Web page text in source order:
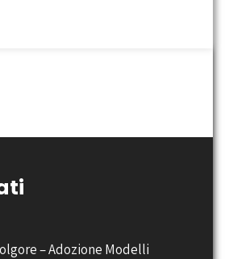
– Adozione Modelli